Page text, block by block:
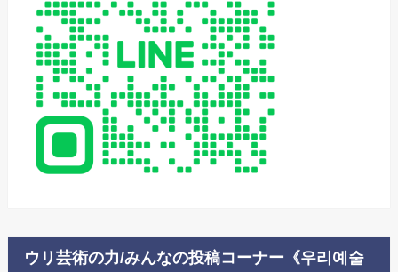
ウリ芸術の力/みんなの投稿コーナー《우리예술